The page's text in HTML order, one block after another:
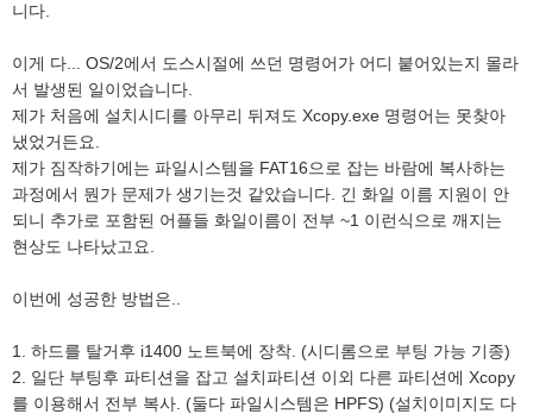
니다.
이게 다... OS/2에서 도스시절에 쓰던 명령어가 어디 붙어있는지 몰라
서 발생된 일이었습니다.
제가 처음에 설치시디를 아무리 뒤져도 Xcopy.exe 명령어는 못찾아
냈었거든요.
제가 짐작하기에는 파일시스템을 FAT16으로 잡는 바람에 복사하는
과정에서 뭔가 문제가 생기는것 같았습니다. 긴 화일 이름 지원이 안
되니 추가로 포함된 어플들 화일이름이 전부 ~1 이런식으로 깨지는
현상도 나타났고요.
이번에 성공한 방법은..
1. 하드를 탈거후 i1400 노트북에 장착. (시디롬으로 부팅 가능 기종)
2. 일단 부팅후 파티션을 잡고 설치파티션 이외 다른 파티션에 Xcopy
를 이용해서 전부 복사. (둘다 파일시스템은 HPFS) (설치이미지도 다